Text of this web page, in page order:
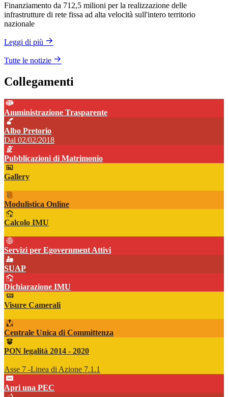
Finanziamento da 712,5 milioni per la realizzazione delle
infrastrutture di rete fissa ad alta velocità sull'intero territorio
nazionale
Leggi di più
Tutte le notizie
Collegamenti
Amministrazione Trasparente
Albo Pretorio
Dal 02/02/2018
Pubblicazioni di Matrimonio
Gallery
Modulistica Online
Calcolo IMU
Servizi per Egovernment Attivi
SUAP
Dichiarazione IMU
Visure Camerali
Centrale Unica di Committenza
PON legalità 2014 - 2020
Asse 7 -Linea di Azione 7.1.1
Apri una PEC